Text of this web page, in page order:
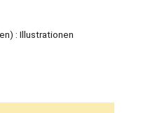
: Illustrationen